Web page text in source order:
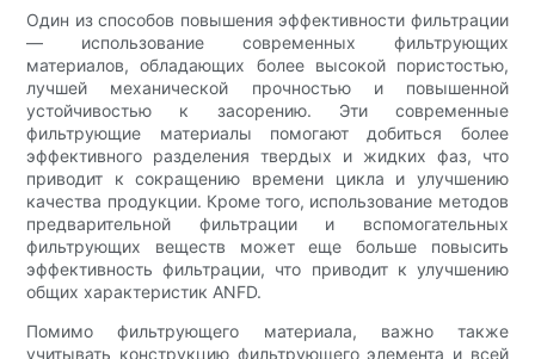
Один из способов повышения эффективности фильтрации
— использование современных фильтрующих
материалов, обладающих более высокой пористостью,
лучшей механической прочностью и повышенной
устойчивостью к засорению. Эти современные
фильтрующие материалы помогают добиться более
эффективного разделения твердых и жидких фаз, что
приводит к сокращению времени цикла и улучшению
качества продукции. Кроме того, использование методов
предварительной фильтрации и вспомогательных
фильтрующих веществ может еще больше повысить
эффективность фильтрации, что приводит к улучшению
общих характеристик ANFD.
Помимо фильтрующего материала, важно также
учитывать конструкцию фильтрующего элемента и всей